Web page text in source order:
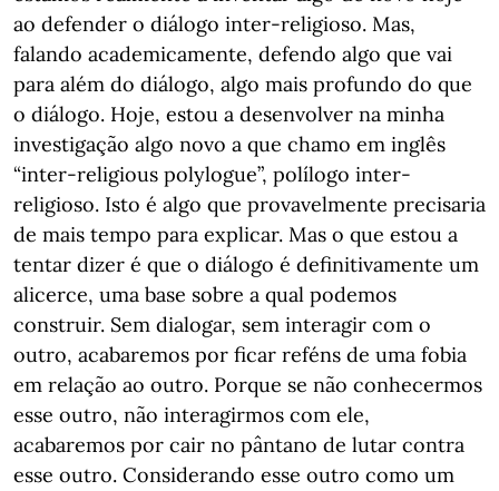
ao defender o diálogo inter-religioso. Mas,
falando academicamente, defendo algo que vai
para além do diálogo, algo mais profundo do que
o diálogo. Hoje, estou a desenvolver na minha
investigação algo novo a que chamo em inglês
“inter-religious polylogue”, polílogo inter-
religioso. Isto é algo que provavelmente precisaria
de mais tempo para explicar. Mas o que estou a
tentar dizer é que o diálogo é definitivamente um
alicerce, uma base sobre a qual podemos
construir. Sem dialogar, sem interagir com o
outro, acabaremos por ficar reféns de uma fobia
em relação ao outro. Porque se não conhecermos
esse outro, não interagirmos com ele,
acabaremos por cair no pântano de lutar contra
esse outro. Considerando esse outro como um